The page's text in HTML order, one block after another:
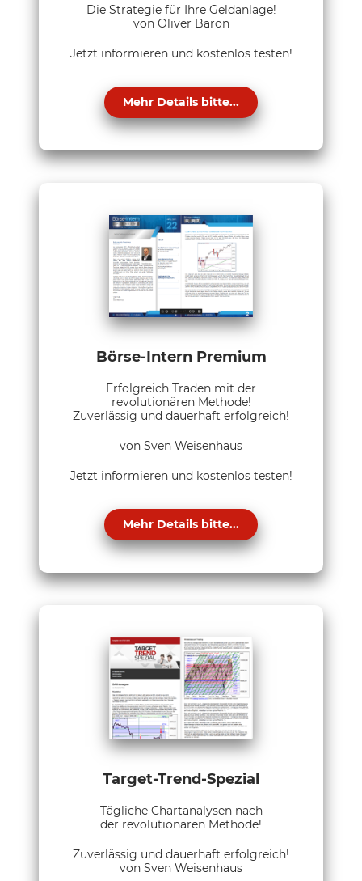
Die Strategie für Ihre Geldanlage!
von Oliver Baron
Jetzt informieren und kostenlos testen!
Mehr Details bitte...
Börse-Intern Premium
Erfolgreich Traden mit der
revolutionären Methode!
Zuverlässig und dauerhaft erfolgreich!
von Sven Weisenhaus
Jetzt informieren und kostenlos testen!
Mehr Details bitte...
Target-Trend-Spezial
Tägliche Chartanalysen nach
der revolutionären Methode!
Zuverlässig und dauerhaft erfolgreich!
von Sven Weisenhaus